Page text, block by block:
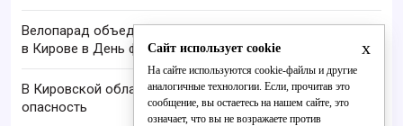
Велопарад объединил более тысячи участников
в Кирове в День физкультурника
В Кировской области объявили ракетную
опасность
x
Сайт использует cookie
На сайте используются cookie-файлы и другие
аналогичные технологии. Если, прочитав это
сообщение, вы остаетесь на нашем сайте, это
означает, что вы не возражаете против